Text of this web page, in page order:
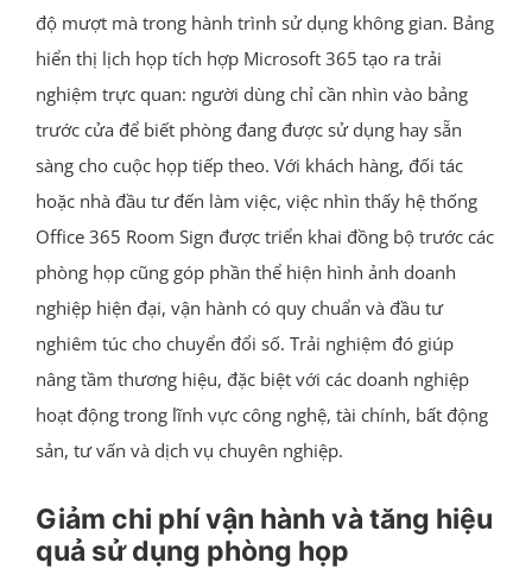
độ mượt mà trong hành trình sử dụng không gian. Bảng
hiển thị lịch họp tích hợp Microsoft 365 tạo ra trải
nghiệm trực quan: người dùng chỉ cần nhìn vào bảng
trước cửa để biết phòng đang được sử dụng hay sẵn
sàng cho cuộc họp tiếp theo. Với khách hàng, đối tác
hoặc nhà đầu tư đến làm việc, việc nhìn thấy hệ thống
Office 365 Room Sign được triển khai đồng bộ trước các
phòng họp cũng góp phần thể hiện hình ảnh doanh
nghiệp hiện đại, vận hành có quy chuẩn và đầu tư
nghiêm túc cho chuyển đổi số. Trải nghiệm đó giúp
nâng tầm thương hiệu, đặc biệt với các doanh nghiệp
hoạt động trong lĩnh vực công nghệ, tài chính, bất động
sản, tư vấn và dịch vụ chuyên nghiệp.
Giảm chi phí vận hành và tăng hiệu
quả sử dụng phòng họp